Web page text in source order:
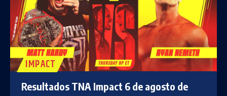
IMPACT
Resultados TNA Impact 6 de agosto de